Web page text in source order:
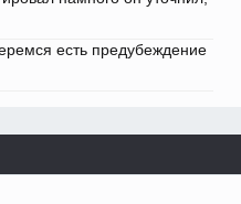
есть предубеждение